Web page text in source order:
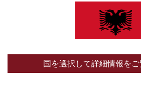
国を選択して詳細情報を